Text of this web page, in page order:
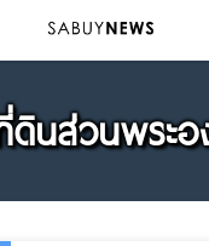
นส่วนพระอ